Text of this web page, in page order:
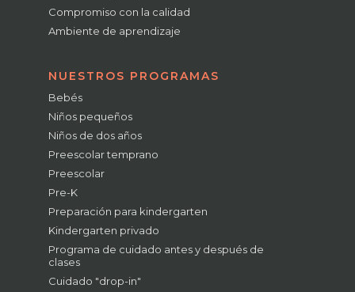
Compromiso con la calidad
Ambiente de aprendizaje
NUESTROS PROGRAMAS
Bebés
Niños pequeños
Niños de dos años
Preescolar temprano
Preescolar
Pre-K
Preparación para kindergarten
Kindergarten privado
Programa de cuidado antes y después de
clases
Cuidado "drop-in"